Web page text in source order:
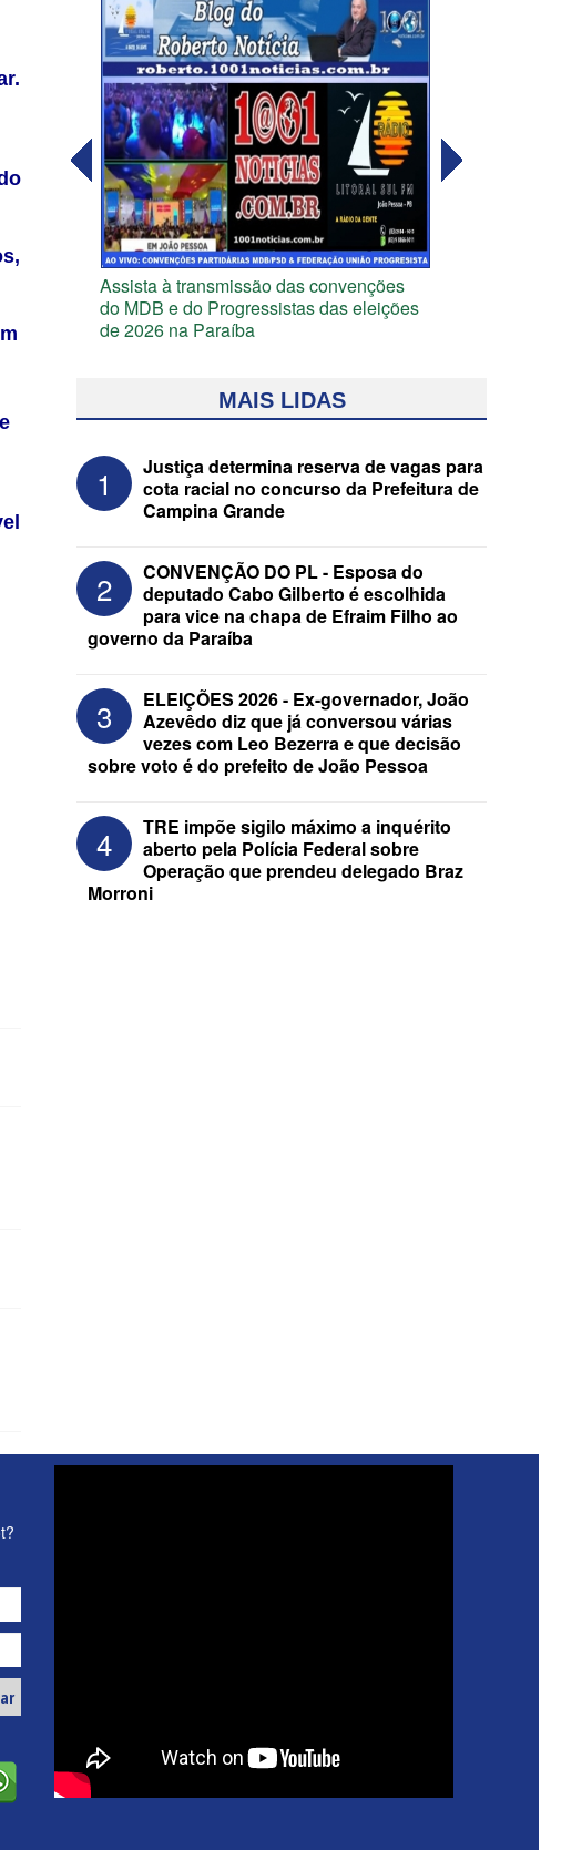
Assista à transmissão das convenções
do MDB e do Progressistas das eleições
de 2026 na Paraíba
Federação Brasil da Esperança decide
PCdoB apostam em Lucas
MAIS LIDAS
1
Justiça determina reserva de vagas para
cota racial no concurso da Prefeitura de
Campina Grande
2
CONVENÇÃO DO PL - Esposa do
deputado Cabo Gilberto é escolhida
para vice na chapa de Efraim Filho ao
governo da Paraíba
3
ELEIÇÕES 2026 - Ex-governador, João
Azevêdo diz que já conversou várias
vezes com Leo Bezerra e que decisão
sobre voto é do prefeito de João Pessoa
4
TRE impõe sigilo máximo a inquérito
aberto pela Polícia Federal sobre
Operação que prendeu delegado Braz
Morroni